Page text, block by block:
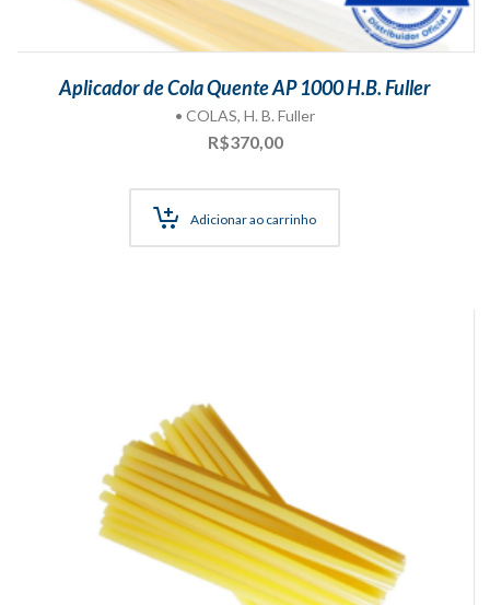
Aplicador de Cola Quente AP 1000 H.B. Fuller
• COLAS, H. B. Fuller
R$370,00
Adicionar ao carrinho